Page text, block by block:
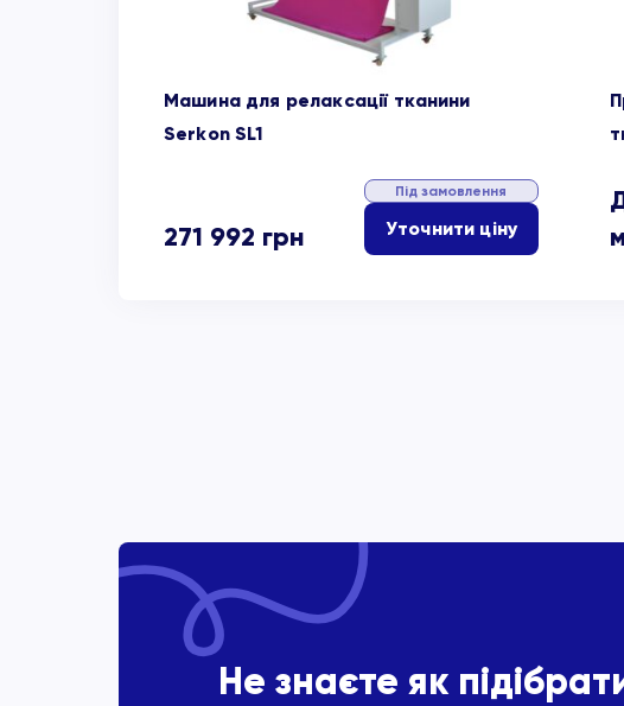
Машина для релаксації тканини
Serkon SL1
271 992 грн
Під замовлення
Уточнити ціну
Не знаєте як